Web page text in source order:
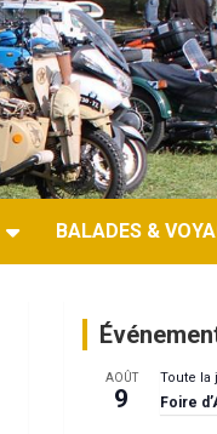
BALADES &
AOÛT
9
Toute la
Foire